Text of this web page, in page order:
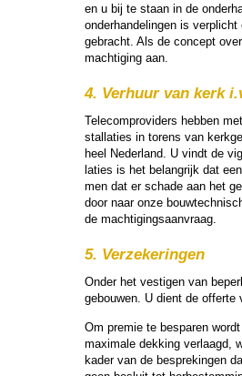
en u bij te staan in de
onderhan­de­lin­gen is
gebracht. Als de concept
machti­ging aan.
4. Verhuur van kerk
Telecomprovi­ders hebben
stal­la­ties in torens van
heel Neder­land. U vindt de
la­ties is het be­lang­rijk dat
men dat er schade aan het
door naar onze
de machti­gingsaan­vraag.
5. Verzeke­ringen
Onder het ves­tigen van
gebouwen. U dient de
Om premie te besparen
maximale dek­king verlaagd,
kader van de bespre­kingen